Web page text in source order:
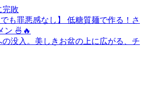
完敗
も罪悪感なし】 低糖質麺で作る！さ
ン 🍜🔥
の没入。美しきお盆の上に広がる、チ